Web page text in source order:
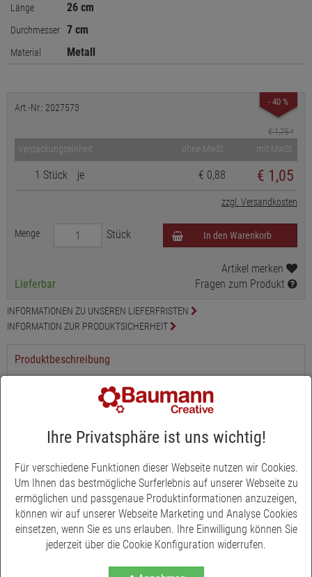
Länge 26 cm
Durchmesser 7 cm
Material Metall
- 40 %
Art.-Nr.: 2027573
€ 1,75*
Verpackungseinheit ohne MwSt. mit MwSt.
1 Stück je € 0,88 € 1,05
zzgl. Versandkosten
Menge Stück In den Warenkorb
Lieferbar
Artikel merken
Fragen zum Produkt
INFORMATIONEN ZU UNSEREN LIEFERFRISTEN
INFORMATION ZUR PRODUKTSICHERHEIT
Produktbeschreibung
Der Dekostecker Stern Taparo aus Metall ist eine stilvolle
Ergänzung für jede Weihnachtsdekoration. Mit seinem
charmanten Stern-Design und der edlen Farbgebung verleiht der
Stecker Pflanzen, Blumenarrangements und Tischdekorationen
eine festliche und elegante Note. Der Dekostecker hat eine Länge
von sechsundzwanzig Zentimetern und der Stern misst einen
Durchmesser von sieben Zentimetern, wodurch er sich perfekt in
jede Dekoration einfügt, ohne aufdringlich zu wirken.
Verfügbar in den Farben weiß und salbei, bietet der Dekostecker
Stern Taparo vielseitige Einsatzmöglichkeiten. Die zarten
Farbtöne passen ideal zu verschiedenen Dekorationsstilen und
lassen sich sowohl in modernen als auch in traditionell
Mehr anzeigen
Ihre Privatsphäre ist uns wichtig!
Für verschiedene Funktionen dieser Webseite nutzen wir Cookies.
Um Ihnen das bestmögliche Surferlebnis auf unserer Webseite zu
ermöglichen und passgenaue Produktinformationen anzuzeigen,
können wir auf unserer Webseite Marketing und Analyse Cookies
einsetzen, wenn Sie es uns erlauben. Ihre Einwilligung können Sie
jederzeit über die Cookie Konfiguration widerrufen.